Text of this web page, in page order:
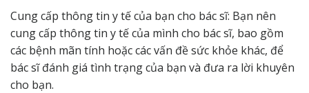
Cung cấp thông tin y tế của bạn cho bác sĩ: Bạn nên
cung cấp thông tin y tế của mình cho bác sĩ, bao gồm
các bệnh mãn tính hoặc các vấn đề sức khỏe khác, để
bác sĩ đánh giá tình trạng của bạn và đưa ra lời khuyên
cho bạn.